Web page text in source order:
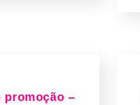
promoção –